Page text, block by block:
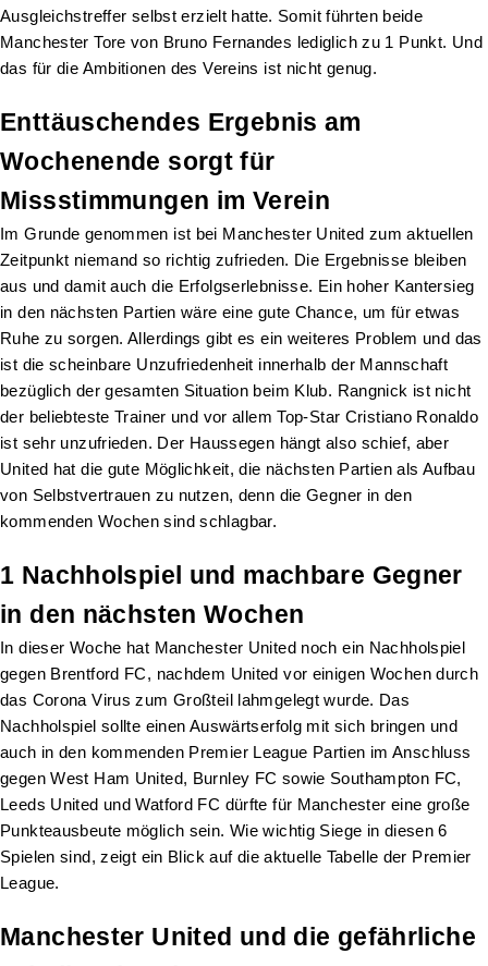
Ausgleichstreffer selbst erzielt hatte. Somit führten beide
Manchester Tore von Bruno Fernandes lediglich zu 1 Punkt. Und
das für die Ambitionen des Vereins ist nicht genug.
Enttäuschendes Ergebnis am
Wochenende sorgt für
Missstimmungen im Verein
Im Grunde genommen ist bei Manchester United zum aktuellen
Zeitpunkt niemand so richtig zufrieden. Die Ergebnisse bleiben
aus und damit auch die Erfolgserlebnisse. Ein hoher Kantersieg
in den nächsten Partien wäre eine gute Chance, um für etwas
Ruhe zu sorgen. Allerdings gibt es ein weiteres Problem und das
ist die scheinbare Unzufriedenheit innerhalb der Mannschaft
bezüglich der gesamten Situation beim Klub. Rangnick ist nicht
der beliebteste Trainer und vor allem Top-Star Cristiano Ronaldo
ist sehr unzufrieden. Der Haussegen hängt also schief, aber
United hat die gute Möglichkeit, die nächsten Partien als Aufbau
von Selbstvertrauen zu nutzen, denn die Gegner in den
kommenden Wochen sind schlagbar.
1 Nachholspiel und machbare Gegner
in den nächsten Wochen
In dieser Woche hat Manchester United noch ein Nachholspiel
gegen Brentford FC, nachdem United vor einigen Wochen durch
das Corona Virus zum Großteil lahmgelegt wurde. Das
Nachholspiel sollte einen Auswärtserfolg mit sich bringen und
auch in den kommenden Premier League Partien im Anschluss
gegen West Ham United, Burnley FC sowie Southampton FC,
Leeds United und Watford FC dürfte für Manchester eine große
Punkteausbeute möglich sein. Wie wichtig Siege in diesen 6
Spielen sind, zeigt ein Blick auf die aktuelle Tabelle der Premier
League.
Manchester United und die gefährliche